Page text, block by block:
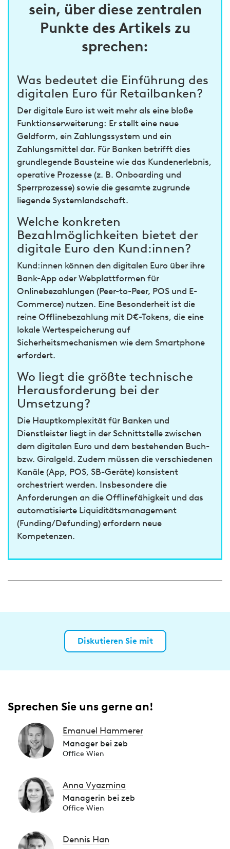
sein, über diese zentralen
Punkte des Artikels zu
sprechen:
Was bedeutet die Einführung des
digitalen Euro für Retailbanken?
Der digitale Euro ist weit mehr als eine bloße
Funktionserweiterung: Er stellt eine neue
Geldform, ein Zahlungssystem und ein
Zahlungsmittel dar. Für Banken betrifft dies
grundlegende Bausteine wie das Kundenerlebnis,
operative Prozesse (z. B. Onboarding und
Sperrprozesse) sowie die gesamte zugrunde
liegende Systemlandschaft.
Welche konkreten
Bezahlmöglichkeiten bietet der
digitale Euro den Kund:innen?
Kund:innen können den digitalen Euro über ihre
Bank-App oder Webplattformen für
Onlinebezahlungen (Peer-to-Peer, POS und E-
Commerce) nutzen. Eine Besonderheit ist die
reine Offlinebezahlung mit D€-Tokens, die eine
lokale Wertespeicherung auf
Sicherheitsmechanismen wie dem Smartphone
erfordert.
Wo liegt die größte technische
Herausforderung bei der
Umsetzung?
Die Hauptkomplexität für Banken und
Dienstleister liegt in der Schnittstelle zwischen
dem digitalen Euro und dem bestehenden Buch-
bzw. Giralgeld. Zudem müssen die verschiedenen
Kanäle (App, POS, SB-Geräte) konsistent
orchestriert werden. Insbesondere die
Anforderungen an die Offlinefähigkeit und das
automatisierte Liquiditätsmanagement
(Funding/Defunding) erfordern neue
Kompetenzen.
Diskutieren Sie mit
Sprechen Sie uns gerne an!
Emanuel Hammerer
Manager bei zeb
Office Wien
Anna Vyazmina
Managerin bei zeb
Office Wien
Dennis Han